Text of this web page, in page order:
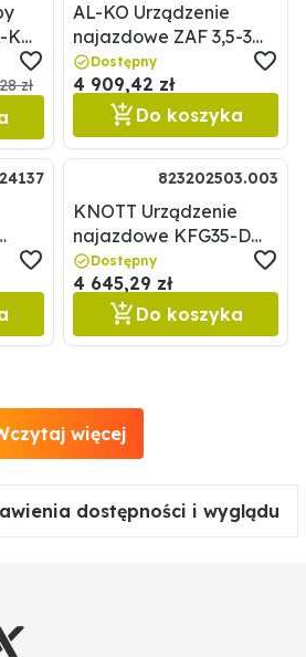
KO
zł
AL-KO Urządzenie
najazdowe ZAF 3,5-3
AL-KO 89348.51.581.006
Dostępny
4 909,42 zł
Do koszyka
823202503.003
KNOTT Urządzenie
najazdowe KFG35-D
KNOTT 823202503.003
Dostępny
4 645,29 zł
Do koszyka
więcej
dostępności i wyglądu